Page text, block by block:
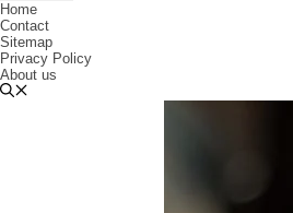
Home
Contact
Sitemap
Privacy Policy
About us